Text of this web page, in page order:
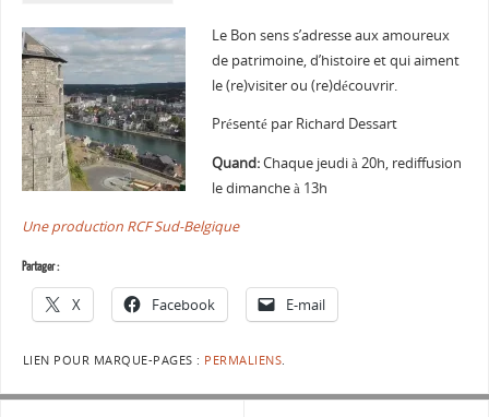
Le Bon sens s’adresse aux amoureux
de patrimoine, d’histoire et qui aiment
le (re)visiter ou (re)découvrir.
Présenté par Richard Dessart
Quand:Chaque jeudi à 20h, rediffusion
le dimanche à 13h
Une production RCF Sud-Belgique
Partager :
X Facebook E-mail
LIEN POUR MARQUE-PAGES : PERMALIENS